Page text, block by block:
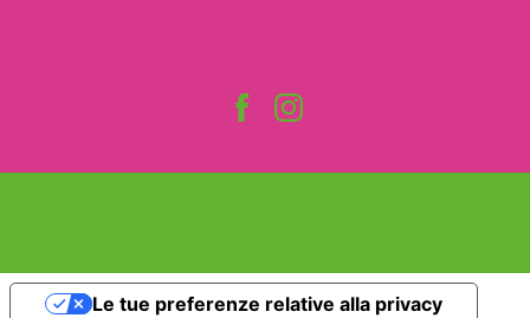
Le tue preferenze relative alla privacy